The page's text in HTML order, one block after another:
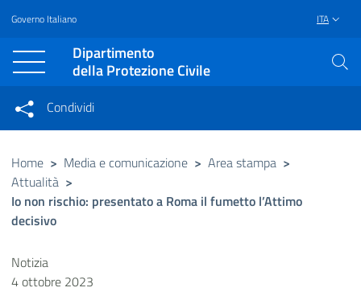
Vai al contenuto principale
Raggiungi il piè di pagina
Governo Italiano ITA
Dipartimento
della Protezione Civile
Condividi su Facebook
Condividi su Twitter
Condividi
Condividi sui social network
Home > Media e comunicazione > Area stampa >
Attualità >
Io non rischio: presentato a Roma il fumetto l’Attimo
decisivo
Notizia
4 ottobre 2023